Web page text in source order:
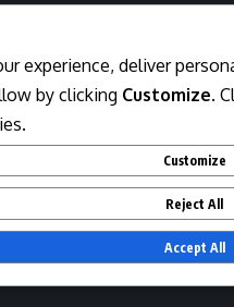
experience, deliver
by clicking Customize.
Customize
Reject All
Accept All